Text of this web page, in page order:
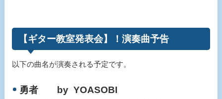
【ギター教室発表会】！演奏曲予告
以下の曲名が演奏される予定です。
勇者 by YOASOBI